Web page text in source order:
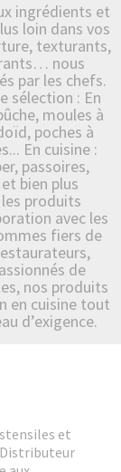
ingrédients et
loin dans vos
texturants,
nous
par les chefs.
sélection : En
moules à
poches à
En cuisine :
passoires,
bien plus
les produits
avec les
fiers de
de
nos produits
en cuisine tout
d’exigence.
et